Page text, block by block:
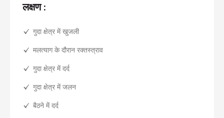
लक्षण :
गुदा क्षेत्र में खुजली
मलत्याग के दौरान रक्तस्त्राव
गुदा क्षेत्र में दर्द
गुदा क्षेत्र में जलन
बैठने में दर्द